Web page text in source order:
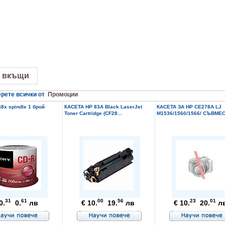
всички от Промоции
spindle 1 брой
31 0.61 лв
КАСЕТА HP 83A Black LaserJet
Toner Cartridge (CF28...
€ 10.00 19.56 лв
КАСЕТА ЗА HP CE278A LJ
M1536/1560/1566/
€ 10.23 20.01